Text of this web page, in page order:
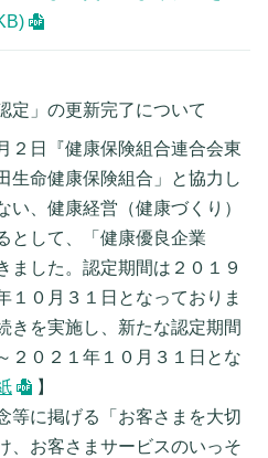
定」の更新完了について
２日『健康保険組合連合会東
生命健康保険組合」と協力し
い、健康経営（健康づくり）
として、「健康優良企業
ました。認定期間は２０１９
１０月３１日となっておりま
きを実施し、新たな認定期間
２０２１年１０月３１日とな
】
等に掲げる「お客さまを大切
、お客さまサービスのいっそ